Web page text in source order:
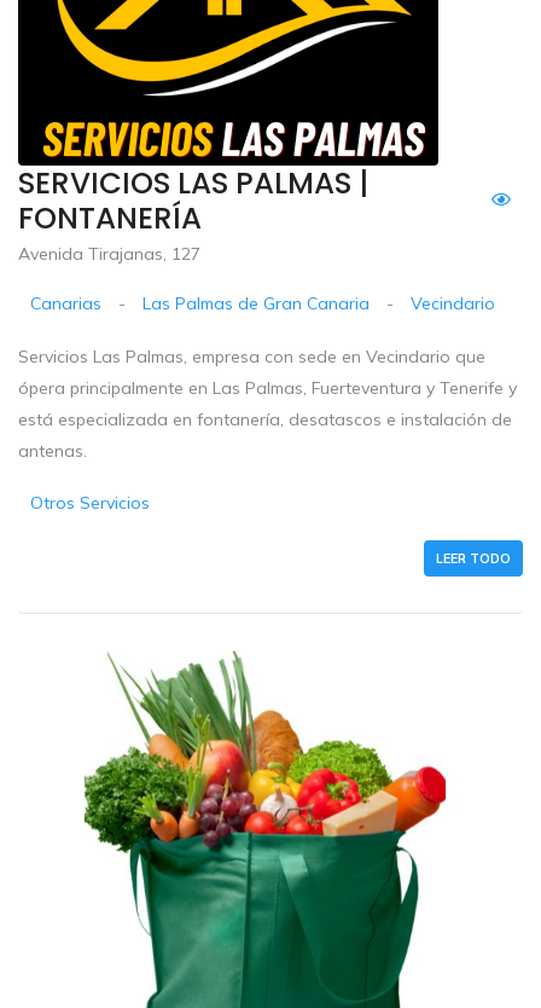
SERVICIOS LAS PALMAS |
FONTANERÍA
Avenida Tirajanas, 127
Canarias - Las Palmas de Gran Canaria - Vecindario
Servicios Las Palmas, empresa con sede en Vecindario que
ópera principalmente en Las Palmas, Fuerteventura y Tenerife y
está especializada en fontanería, desatascos e instalación de
antenas.
Otros Servicios
LEER TODO